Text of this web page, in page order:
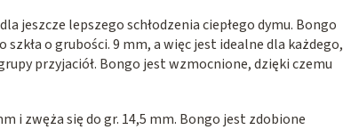
jeszcze lepszego schłodzenia ciepłego dymu. Bongo
o grubości. 9 mm, a więc jest idealne dla każdego,
przyjaciół. Bongo jest wzmocnione, dzięki czemu
i zwęża się do gr. 14,5 mm. Bongo jest zdobione